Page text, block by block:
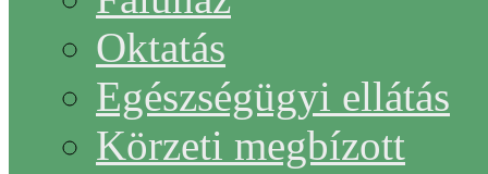
Oktatás
Egészségügyi ellátás
Körzeti megbízott